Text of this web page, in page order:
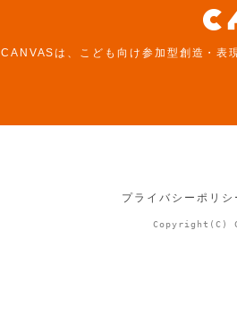
CANVASは、こども向け参加型創造・表
プライバシーポリ
Copyright(C)